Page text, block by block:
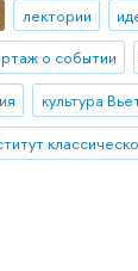
лектории
о событии
культура